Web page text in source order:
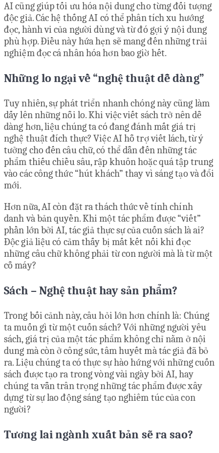
AI cũng giúp tối ưu hóa nội dung cho từng đối tượng
độc giả. Các hệ thống AI có thể phân tích xu hướng
đọc, hành vi của người dùng và từ đó gợi ý nội dung
phù hợp. Điều này hứa hẹn sẽ mang đến những trải
nghiệm đọc cá nhân hóa hơn bao giờ hết.
Những lo ngại về “nghệ thuật dễ dàng”
Tuy nhiên, sự phát triển nhanh chóng này cũng làm
dấy lên những nỗi lo. Khi việc viết sách trở nên dễ
dàng hơn, liệu chúng ta có đang đánh mất giá trị
nghệ thuật đích thực? Việc AI hỗ trợ viết lách, từ ý
tưởng cho đến câu chữ, có thể dẫn đến những tác
phẩm thiếu chiều sâu, rập khuôn hoặc quá tập trung
vào các công thức “hút khách” thay vì sáng tạo và đổi
mới.
Hơn nữa, AI còn đặt ra thách thức về tính chính
danh và bản quyền. Khi một tác phẩm được “viết”
phần lớn bởi AI, tác giả thực sự của cuốn sách là ai?
Độc giả liệu có cảm thấy bị mất kết nối khi đọc
những câu chữ không phải từ con người mà là từ một
cỗ máy?
Sách – Nghệ thuật hay sản phẩm?
Trong bối cảnh này, câu hỏi lớn hơn chính là: Chúng
ta muốn gì từ một cuốn sách? Với những người yêu
sách, giá trị của một tác phẩm không chỉ nằm ở nội
dung mà còn ở công sức, tâm huyết mà tác giả đã bỏ
ra. Liệu chúng ta có thực sự hào hứng với những cuốn
sách được tạo ra trong vòng vài ngày bởi AI, hay
chúng ta vẫn trân trọng những tác phẩm được xây
dựng từ sự lao động sáng tạo nghiêm túc của con
người?
Tương lai ngành xuất bản sẽ ra sao?